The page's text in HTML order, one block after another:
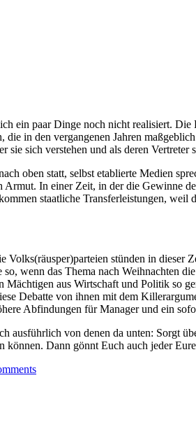
ein paar Dinge noch nicht realisiert.
in den vergangenen Jahren
sich verstehen und als deren Vertreter
oben statt, selbst etablierte Medien
In einer Zeit, in der die Gewinne
staatliche Transferleistungen, weil
stünden in dieser
wenn das Thema nach Weihnachten
aus Wirtschaft und Politik so
Debatte von ihnen mit dem
Abfindungen für Manager und ein
von denen da unten: Sorgt
können. Dann gönnt Euch auch jeder